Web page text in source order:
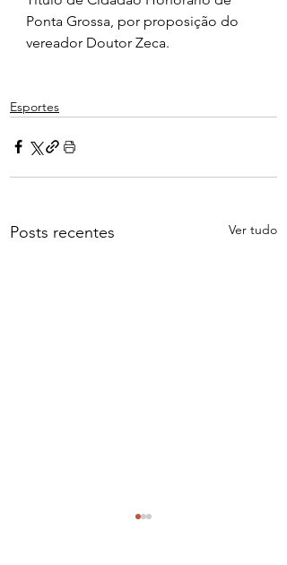
Ponta Grossa, por proposição do
vereador Doutor Zeca.
Esportes
Posts recentes Ver tudo